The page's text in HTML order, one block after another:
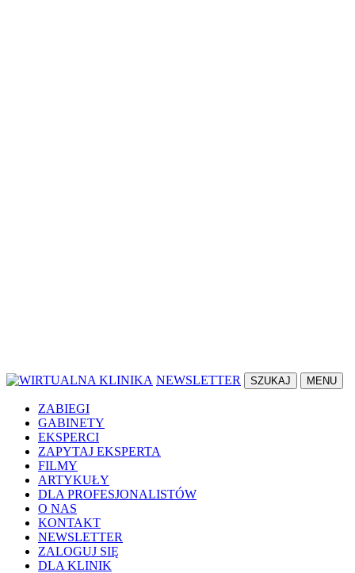
NEWSLETTER SZUKAJ MENU
ZABIEGI
GABINETY
EKSPERCI
ZAPYTAJ EKSPERTA
FILMY
ARTYKUŁY
DLA PROFESJONALISTÓW
O NAS
KONTAKT
NEWSLETTER
ZALOGUJ SIĘ
DLA KLINIK